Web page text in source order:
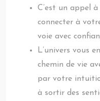
C’est un appel
connecter à
voie avec
L’univers vous
chemin de vie
par votre
à sortir des